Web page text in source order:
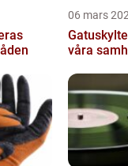
06 mars
våra